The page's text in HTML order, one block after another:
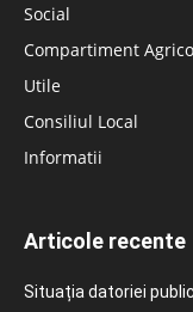
Social
Compartiment
Utile
Consiliul Local
Informatii
Articole recente
Situația datoriei